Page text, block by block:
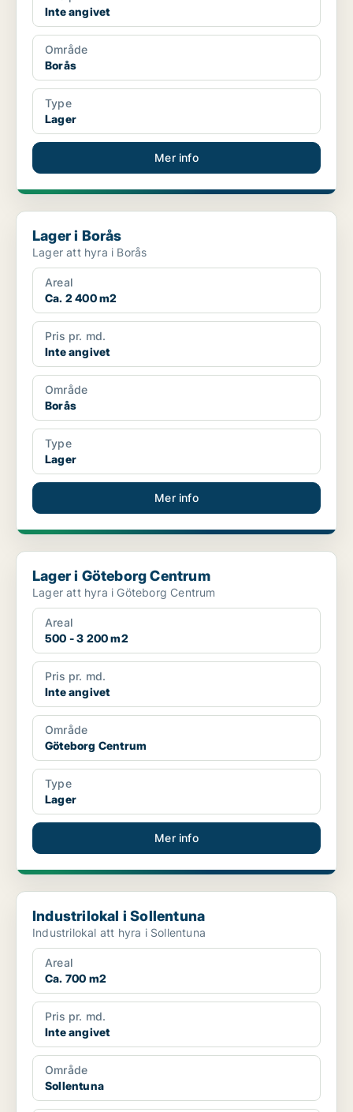
Inte angivet
Område
Borås
Type
Lager
Mer info
Lager i Borås
Lager i Borås
Lager att hyra i Borås
Areal
Ca. 2 400 m2
Pris pr. md.
Inte angivet
Område
Borås
Type
Lager
Mer info
Lager i Göteborg Centrum
Lager i Göteborg Centrum
Lager att hyra i Göteborg Centrum
Areal
500 - 3 200 m2
Pris pr. md.
Inte angivet
Område
Göteborg Centrum
Type
Lager
Mer info
Industrilokal i Sollentuna
Industrilokal i Sollentuna
Industrilokal att hyra i Sollentuna
Areal
Ca. 700 m2
Pris pr. md.
Inte angivet
Område
Sollentuna